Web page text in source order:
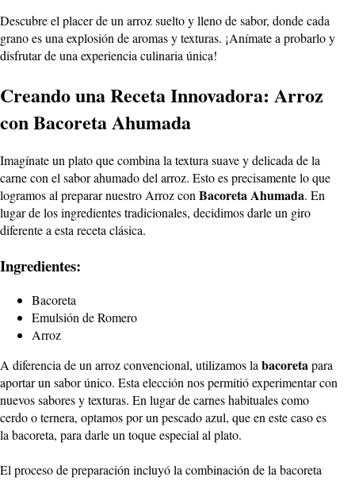
Descubre el placer de un arroz suelto y lleno de sabor, donde cada
grano es una explosión de aromas y texturas. ¡Anímate a probarlo y
disfrutar de una experiencia culinaria única!
Creando una Receta Innovadora: Arroz
con Bacoreta Ahumada
Imagínate un plato que combina la textura suave y delicada de la
carne con el sabor ahumado del arroz. Esto es precisamente lo que
logramos al preparar nuestro Arroz con Bacoreta Ahumada. En
lugar de los ingredientes tradicionales, decidimos darle un giro
diferente a esta receta clásica.
Ingredientes:
Bacoreta
Emulsión de Romero
Arroz
A diferencia de un arroz convencional, utilizamos la bacoretapara
aportar un sabor único. Esta elección nos permitió experimentar con
nuevos sabores y texturas. En lugar de carnes habituales como
cerdo o ternera, optamos por un pescado azul, que en este caso es
la bacoreta, para darle un toque especial al plato.
El proceso de preparación incluyó la combinación de la bacoreta